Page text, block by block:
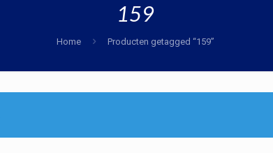
159
Home Producten getagged “159”